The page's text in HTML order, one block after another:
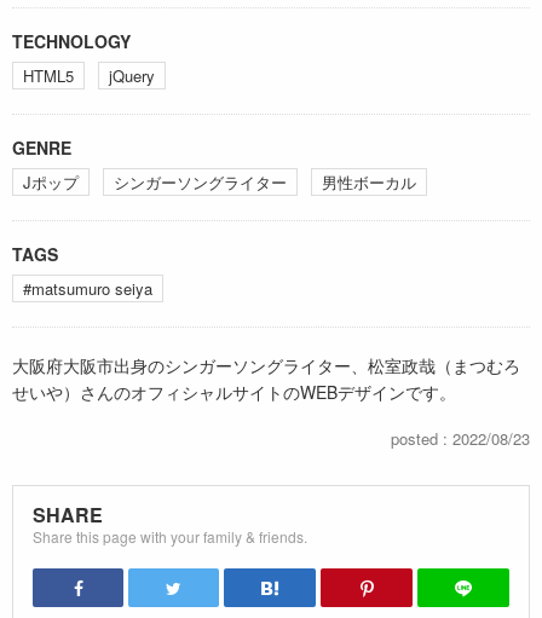
TECHNOLOGY
HTML5 jQuery
GENRE
Jポップ シンガーソングライター 男性ボーカル
TAGS
#matsumuro seiya
大阪府大阪市出身のシンガーソングライター、松室政哉（まつむろ
せいや）さんのオフィシャルサイトのWEBデザインです。
posted : 2022/08/23
SHARE
Share this page with your family & friends.